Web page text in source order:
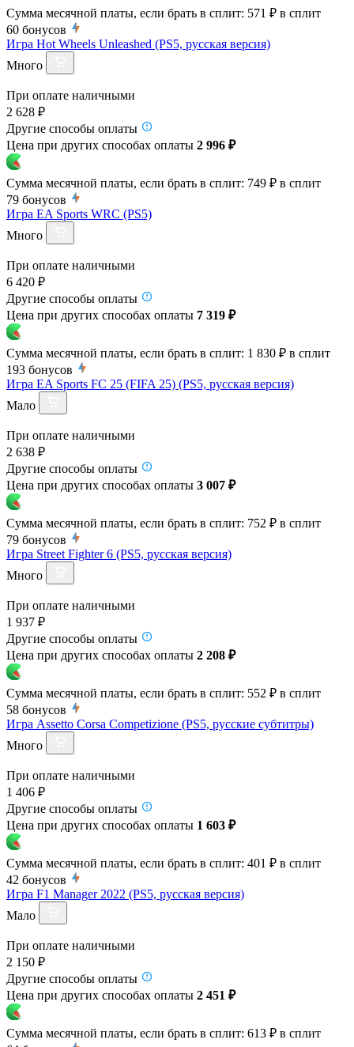
Сумма месячной платы, если брать в сплит: 571 ₽ в сплит
60 бонусов
Игра Hot Wheels Unleashed (PS5, русская версия)
Много
При оплате наличными
2 628 ₽
Другие способы оплаты
Цена при других способах оплаты 2 996 ₽
Сумма месячной платы, если брать в сплит: 749 ₽ в сплит
79 бонусов
Игра EA Sports WRC (PS5)
Много
При оплате наличными
6 420 ₽
Другие способы оплаты
Цена при других способах оплаты 7 319 ₽
Сумма месячной платы, если брать в сплит: 1 830 ₽ в сплит
193 бонусов
Игра EA Sports FC 25 (FIFA 25) (PS5, русская версия)
Мало
При оплате наличными
2 638 ₽
Другие способы оплаты
Цена при других способах оплаты 3 007 ₽
Сумма месячной платы, если брать в сплит: 752 ₽ в сплит
79 бонусов
Игра Street Fighter 6 (PS5, русская версия)
Много
При оплате наличными
1 937 ₽
Другие способы оплаты
Цена при других способах оплаты 2 208 ₽
Сумма месячной платы, если брать в сплит: 552 ₽ в сплит
58 бонусов
Игра Assetto Corsa Competizione (PS5, русские субтитры)
Много
При оплате наличными
1 406 ₽
Другие способы оплаты
Цена при других способах оплаты 1 603 ₽
Сумма месячной платы, если брать в сплит: 401 ₽ в сплит
42 бонусов
Игра F1 Manager 2022 (PS5, русская версия)
Мало
При оплате наличными
2 150 ₽
Другие способы оплаты
Цена при других способах оплаты 2 451 ₽
Сумма месячной платы, если брать в сплит: 613 ₽ в сплит